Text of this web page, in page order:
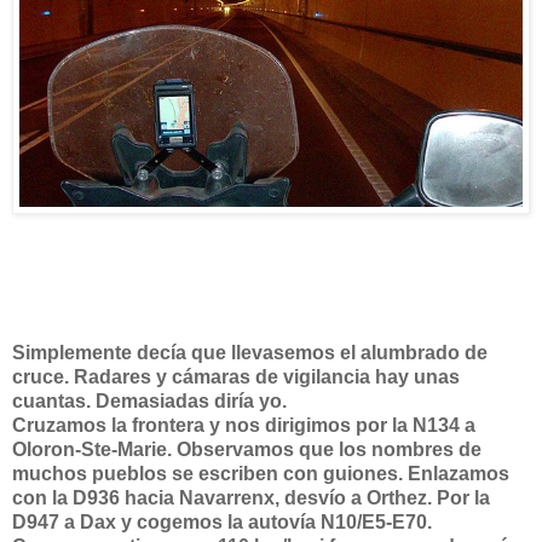
Simplemente decía que llevasemos el alumbrado de
cruce. Radares y cámaras de vigilancia hay unas
cuantas. Demasiadas diría yo.
Cruzamos la frontera y nos dirigimos por la N134 a
Oloron-Ste-Marie. Observamos que los nombres de
muchos pueblos se escriben con guiones. Enlazamos
con la D936 hacia Navarrenx, desvío a Orthez. Por la
D947 a Dax y cogemos la autovía N10/E5-E70.